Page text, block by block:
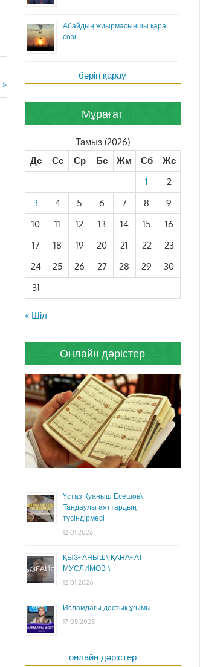
Абайдың жиырмасыншы қара
сөзі
бәрін қарау
Мұрағат
Тамыз (2026)
Дс
Сс Ср Бс Жм Сб
Жс
1
2
3
4 5 6 7 8
9
10
11 12 13 14 15
16
17
18 19 20 21 22
23
24
25 26 27 28 29
30
31
« Шіл
Онлайн дәрістер
Ұстаз Қуаныш Есешов\
Таңдаулы аяттардың
түсіндірмесі
12.01.2026
ҚЫЗҒАНЫШ\ ҚАНАҒАТ
МУСЛИМОВ \
12.01.2026
Исламдағы достық ұғымы
17.05.2025
онлайн дәрістер